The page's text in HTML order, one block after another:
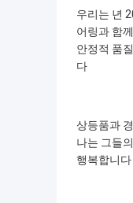
우리는 년
어링과 함
안정적 품
다
상등품과
나는 그들
행복합니다